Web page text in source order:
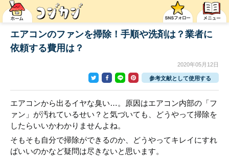
エアコンのファンを掃除！手順や洗剤は？業者に
依頼する費用は？
2020年05月12日
参考文献として使用する
エアコンから出るイヤな臭い…。原因はエアコン内部の「フ
ァン」が汚れているせい？と気づいても、どうやって掃除を
したらいいかわかりませんよね。
そもそも自分で掃除ができるのか、どうやってキレイにすれ
ばいいのかなど疑問は尽きないと思います。